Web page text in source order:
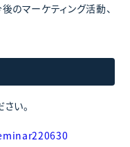
のマーケティング活動、
い。